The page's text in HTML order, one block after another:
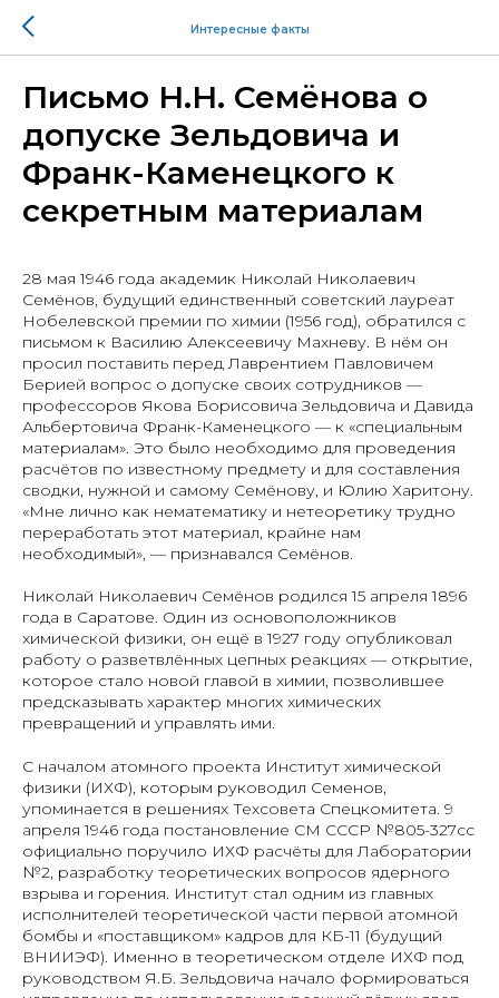
Интересные факты
Письмо Н.Н. Семёнова о
допуске Зельдовича и
Франк-Каменецкого к
секретным материалам
28 мая 1946 года академик Николай Николаевич
Семёнов, будущий единственный советский лауреат
Нобелевской премии по химии (1956 год), обратился с
письмом к Василию Алексеевичу Махневу. В нём он
просил поставить перед Лаврентием Павловичем
Берией вопрос о допуске своих сотрудников —
профессоров Якова Борисовича Зельдовича и Давида
Альбертовича Франк-Каменецкого — к «специальным
материалам». Это было необходимо для проведения
расчётов по известному предмету и для составления
сводки, нужной и самому Семёнову, и Юлию Харитону.
«Мне лично как нематематику и нетеоретику трудно
переработать этот материал, крайне нам
необходимый», — признавался Семёнов.
Николай Николаевич Семёнов родился 15 апреля 1896
года в Саратове. Один из основоположников
химической физики, он ещё в 1927 году опубликовал
работу о разветвлённых цепных реакциях — открытие,
которое стало новой главой в химии, позволившее
предсказывать характер многих химических
превращений и управлять ими.
С началом атомного проекта Институт химической
физики (ИХФ), которым руководил Семенов,
упоминается в решениях Техсовета Спецкомитета. 9
апреля 1946 года постановление СМ СССР №805-327сс
официально поручило ИХФ расчёты для Лаборатории
№2, разработку теоретических вопросов ядерного
взрыва и горения. Институт стал одним из главных
исполнителей теоретической части первой атомной
бомбы и «поставщиком» кадров для КБ-11 (будущий
ВНИИЭФ). Именно в теоретическом отделе ИХФ под
руководством Я.Б. Зельдовича начало формироваться